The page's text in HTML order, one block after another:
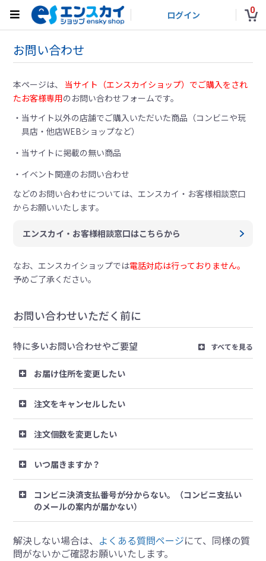
ログイン 0
お問い合わせ
本ページは、 当サイト（エンスカイショップ）でご購入をされ
たお客様専用のお問い合わせフォームです。
当サイト以外の店舗でご購入いただいた商品（コンビニや玩
具店・他店WEBショップなど）
当サイトに掲載の無い商品
イベント関連のお問い合わせ
などのお問い合わせについては、エンスカイ・お客様相談窓口
からお願いいたします。
エンスカイ・お客様相談窓口はこちらから
なお、エンスカイショップでは電話対応は行っておりません。
予めご了承ください。
お問い合わせいただく前に
特に多いお問い合わせやご要望 すべてを見る
お届け住所を変更したい
注文をキャンセルしたい
注文個数を変更したい
いつ届きますか？
コンビニ決済支払番号が分からない。（コンビニ支払い
のメールの案内が届かない）
解決しない場合は、 よくある質問ページにて、同様の質
問がないかご確認お願いいたします。